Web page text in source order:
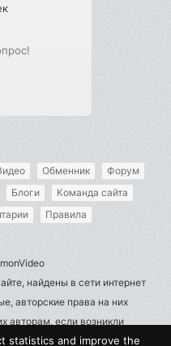
Обменник
Форум
Блоги
Команда сайта
Правила
найдены в сети интернет
авторские права на них
авторам, если возникли
statistics and improve the